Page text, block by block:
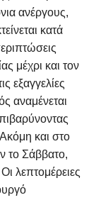
ανέργους,
κατά
μέχρι και τον
εξαγγελίες
αναμένεται
Ακόμη και στο
το Σάββατο,
λεπτομέρειες